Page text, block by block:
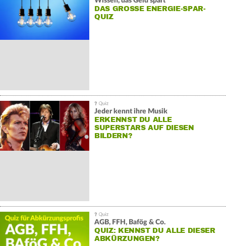
DAS GROSSE ENERGIE-SPAR-Q
UIZ
Jeder kennt ihre Musik
ERKENNST DU ALLE
SUPERSTARS AUF DIESEN
BILDERN?
AGB, FFH, Bafög & Co.
QUIZ: KENNST DU ALLE DIESER
ABKÜRZUNGEN?